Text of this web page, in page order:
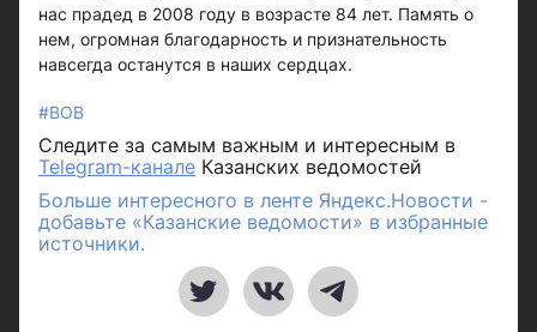
нас прадед в 2008 году в возрасте 84 лет. Память о
нем, огромная благодарность и признательность
навсегда останутся в наших сердцах.
#ВОВ
Следите за самым важным и интересным в
Telegram-канале Казанских ведомостей
Больше интересного в ленте Яндекс.Новости -
добавьте «Казанские ведомости» в избранные
источники.